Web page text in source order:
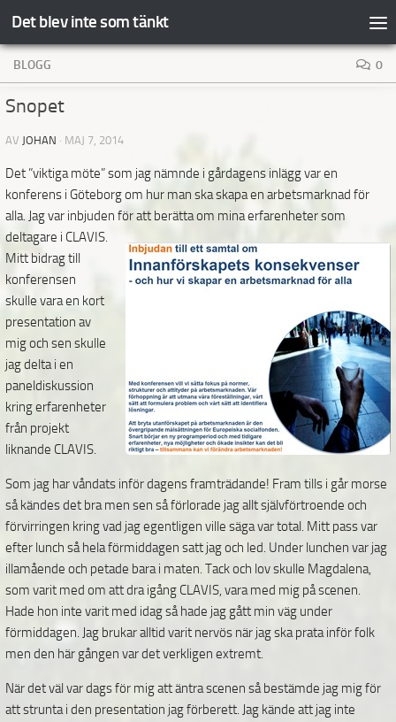
Hoppa till innehåll
Det blev inte som tänkt
BLOGG 0
Snopet
AV JOHAN · MAJ 7, 2014
Det ”viktiga möte” som jag nämnde i gårdagens inlägg var en
konferens i Göteborg om hur man ska skapa en arbetsmarknad för
alla. Jag var inbjuden för att berätta om mina erfarenheter som
deltagare i CLAVIS.
Mitt bidrag till
konferensen
skulle vara en kort
presentation av
mig och sen skulle
jag delta i en
paneldiskussion
kring erfarenheter
från projekt
liknande CLAVIS.
Som jag har våndats inför dagens framträdande! Fram tills i går morse
så kändes det bra men sen så förlorade jag allt självförtroende och
förvirringen kring vad jag egentligen ville säga var total. Mitt pass var
efter lunch så hela förmiddagen satt jag och led. Under lunchen var jag
illamående och petade bara i maten. Tack och lov skulle Magdalena,
som varit med om att dra igång CLAVIS, vara med mig på scenen.
Hade hon inte varit med idag så hade jag gått min väg under
förmiddagen. Jag brukar alltid varit nervös när jag ska prata inför folk
men den här gången var det verkligen extremt.
När det väl var dags för mig att äntra scenen så bestämde jag mig för
att strunta i den presentation jag förberett. Jag kände att jag inte